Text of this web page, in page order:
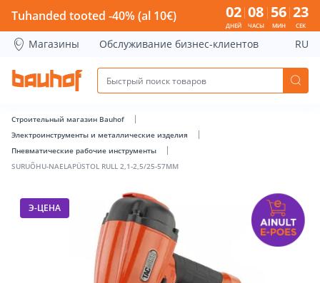
SURUÕHU-NAELAPÜSTOL RULL 2,1-2,5/25-57MM - Bauhof
Tuhanded tooted -40% (al 10€) 02
ДНЕЙ
08
ЧАСЫ
56
МИН
22
СЕК
Магазины Обслуживание бизнес-клиентов RU
Строительный магазин Bauhof
Электроинструменты и металлические изделия
Пневматические рабочие инструменты
SURUÕHU-NAELAPÜSTOL RULL 2,1-2,5/25-57MM
Э-ЦЕНА